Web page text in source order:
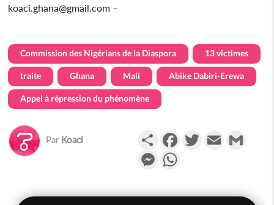
koaci.ghana@gmail.com –
Commission des Nigérians de la Diaspora 13 victimes
traite Ghana Mali Abike Dabiri-Erewa
Appel à répression du phénomène
Par Koaci PartagerFacebookTwitterEmail
Messenger